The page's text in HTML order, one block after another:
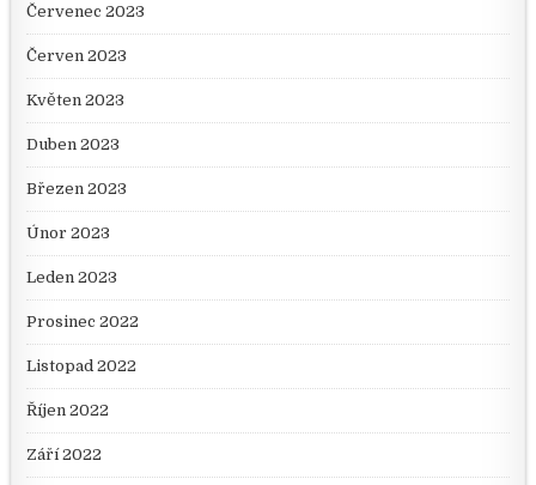
Červenec 2023
Červen 2023
Květen 2023
Duben 2023
Březen 2023
Únor 2023
Leden 2023
Prosinec 2022
Listopad 2022
Říjen 2022
Září 2022